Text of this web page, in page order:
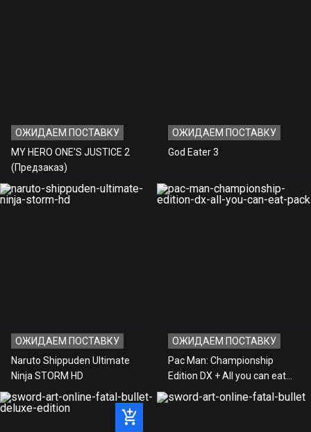
ОЖИДАЕМ ПОСТАВКУ
MY HERO ONE'S JUSTICE 2
(Предзаказ)
ОЖИДАЕМ ПОСТАВКУ
God Eater 3
ОЖИДАЕМ ПОСТАВКУ
Naruto Shippuden Ultimate
Ninja STORM HD
ОЖИДАЕМ ПОСТАВКУ
Pac Man: Championship
Edition DX + All you can eat